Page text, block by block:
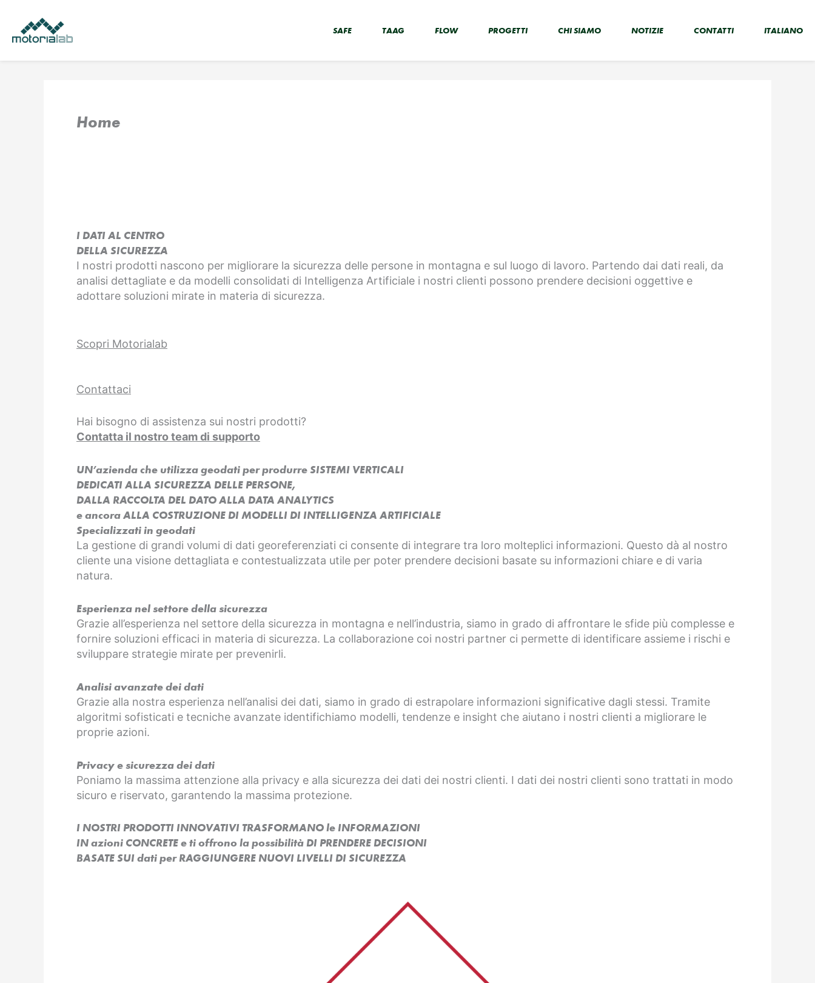
contenuto
SAFE TAAG FLOW PROGETTI CHI SIAMO NOTIZIE CONTATTI ITALIANO
Home
I DATI AL CENTRO
DELLA SICUREZZA
I nostri prodotti nascono per migliorare la sicurezza delle persone in montagna e sul luogo di lavoro. Partendo dai dati reali, da
analisi dettagliate e da modelli consolidati di Intelligenza Artificiale i nostri clienti possono prendere decisioni oggettive e
adottare soluzioni mirate in materia di sicurezza.
Scopri Motorialab
Contattaci
Hai bisogno di assistenza sui nostri prodotti?
Contatta il nostro team di supporto
UN’azienda che utilizza geodati per produrre SISTEMI VERTICALI
DEDICATI ALLA SICUREZZA DELLE PERSONE,
DALLA RACCOLTA DEL DATO ALLA DATA ANALYTICS
e ancora ALLA COSTRUZIONE DI MODELLI DI INTELLIGENZA ARTIFICIALE​
Specializzati in geodati
La gestione di grandi volumi di dati georeferenziati ci consente di integrare tra loro molteplici informazioni. Questo dà al nostro
cliente una visione dettagliata e contestualizzata utile per poter prendere decisioni basate su informazioni chiare e di varia
natura.
Esperienza nel settore della sicurezza
Grazie all’esperienza nel settore della sicurezza in montagna e nell’industria, siamo in grado di affrontare le sfide più complesse e
fornire soluzioni efficaci in materia di sicurezza. La collaborazione coi nostri partner ci permette di identificare assieme i rischi e
sviluppare strategie mirate per prevenirli.
Analisi avanzate dei dati
Grazie alla nostra esperienza nell’analisi dei dati, siamo in grado di estrapolare informazioni significative dagli stessi. Tramite
algoritmi sofisticati e tecniche avanzate identifichiamo modelli, tendenze e insight che aiutano i nostri clienti a migliorare le
proprie azioni.
Privacy e sicurezza dei dati
Poniamo la massima attenzione alla privacy e alla sicurezza dei dati dei nostri clienti. I dati dei nostri clienti sono trattati in modo
sicuro e riservato, garantendo la massima protezione.
I NOSTRI PRODOTTI INNOVATIVI TRASFORMANO le INFORMAZIONI
IN azioni CONCRETE e ti offrono la possibilità DI PRENDERE DECISIONI
BASATE SUI dati per RAGGIUNGERE NUOVI LIVELLI DI SICUREZZA